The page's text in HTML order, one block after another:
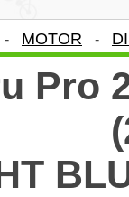
- MOTOR -
Pro